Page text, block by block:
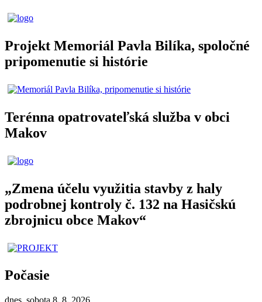
Projekt Memoriál Pavla Bilíka, spoločné
pripomenutie si histórie
Terénna opatrovateľská služba v obci
Makov
„Zmena účelu využitia stavby z haly
podrobnej kontroly č. 132 na Hasičskú
zbrojnicu obce Makov“
Počasie